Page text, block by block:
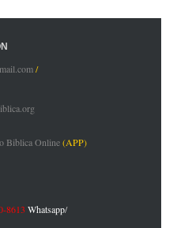
/
Biblica Online(APP)
8613 Whatsapp/